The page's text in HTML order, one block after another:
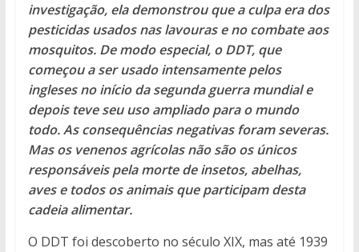
investigação, ela demonstrou que a culpa era dos
pesticidas usados nas lavouras e no combate aos
mosquitos. De modo especial, o DDT, que
começou a ser usado intensamente pelos
ingleses no início da segunda guerra mundial e
depois teve seu uso ampliado para o mundo
todo. As consequências negativas foram severas.
Mas os venenos agrícolas não são os únicos
responsáveis pela morte de insetos, abelhas,
aves e todos os animais que participam desta
cadeia alimentar.
O DDT foi descoberto no século XIX, mas até 1939